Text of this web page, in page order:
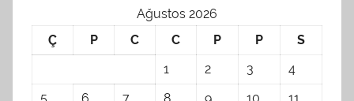
Ağustos 2026
Ç
P C C P P S
1 2 3
4
5
6 7 8 9 10
11